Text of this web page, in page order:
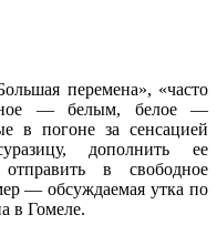
перемена», «часто
— белым, белое —
в погоне за сенсацией
дополнить ее
в свободное
— обсуждаемая утка по
в Гомеле.